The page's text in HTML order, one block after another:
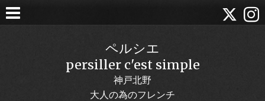
ペルシエ
persiller c'est simple
神戸北野
大人の為のフレンチ